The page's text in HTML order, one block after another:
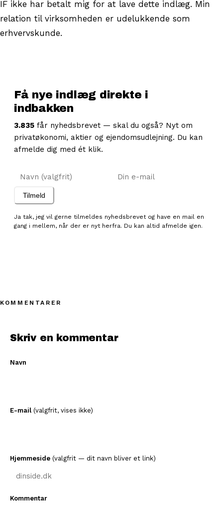
IF ikke har betalt mig for at lave dette indlæg. Min
relation til virksomheden er udelukkende som
erhvervskunde.
Få nye indlæg direkte i
indbakken
3.835 får nyhedsbrevet — skal du også? Nyt om
privatøkonomi, aktier og ejendomsudlejning. Du kan
afmelde dig med ét klik.
Navn E-mail
Tilmeld
Ja tak, jeg vil gerne tilmeldes nyhedsbrevet og have en mail en
gang i mellem, når der er nyt herfra. Du kan altid afmelde igen.
KOMMENTARER
Skriv en kommentar
Navn
E-mail (valgfrit, vises ikke)
Hjemmeside (valgfrit — dit navn bliver et link)
Kommentar